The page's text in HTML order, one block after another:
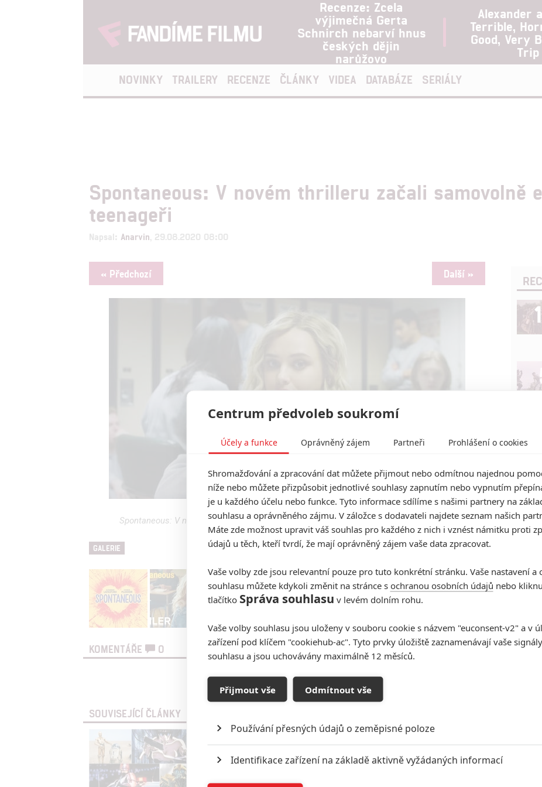
Recenze: Zcela
výjimečná Gerta
Schnirch nebarví hnus
českých dějin
narůžovo
Alexander
Terrible,
Good, Very
Trip
NOVINKY TRAILERY RECENZE ČLÁNKY VIDEA DATABÁZE SERIÁLY
Spontaneous: V novém thrilleru začali samovolně
teenageři
Napsal: Anarvin , 29.08.2020 08:00
« Předchozí Další »
Awesomeness Films
Spontaneous: V novém thrilleru začali samovolně explodovat teenageři | Fandíme filmu
GALERIE
KOMENTÁŘE 0
Vstoupit do diskuze
SOUVISEJÍCÍ ČLÁNKY
Centrum předvoleb soukromí
Účely a funkce Oprávněný zájem Partneři Prohlášení o cookies
Shromažďování a zpracování dat můžete přijmout nebo odmítnou najednou
níže nebo můžete přizpůsobit jednotlivé souhlasy zapnutím nebo vypnutím
je u každého účelu nebo funkce. Tyto informace sdílíme s našimi partnery na
souhlasu a oprávněného zájmu. V záložce s dodavateli najdete seznam našich
Máte zde možnost upravit váš souhlas pro každého z nich i vznést námitku proti
údajů u těch, kteří tvrdí, že mají oprávněný zájem vaše data zpracovat.
Vaše volby zde jsou relevantní pouze pro tuto konkrétní stránku. Vaše nastavení a
souhlasu můžete kdykoli změnit na stránce s ochranou osobních údajů nebo
tlačítko Správa souhlasu v levém dolním rohu.
Vaše volby souhlasu jsou uloženy v souboru cookie s názvem "euconsent-v2" a v
zařízení pod klíčem "cookiehub-ac". Tyto prvky úložiště zaznamenávají vaše signály
souhlasu a jsou uchovávány maximálně 12 měsíců.
Přijmout vše Odmítnout vše
Používání přesných údajů o zeměpisné poloze
Identifikace zařízení na základě aktivně vyžádaných informací